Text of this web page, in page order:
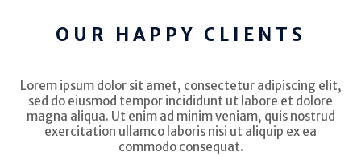
OUR HAPPY CLIENTS
Lorem ipsum dolor sit amet, consectetur adipiscing elit,
sed do eiusmod tempor incididunt ut labore et dolore
magna aliqua. Ut enim ad minim veniam, quis nostrud
exercitation ullamco laboris nisi ut aliquip ex ea
commodo consequat.